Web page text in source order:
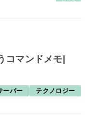
コマンドメモ|
ーバー テクノロジー